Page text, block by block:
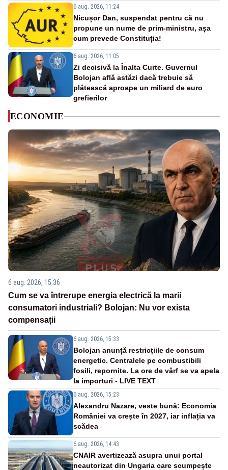
6 aug. 2026, 11:24
Nicușor Dan, suspendat pentru că nu
propune un nume de prim-ministru, așa
cum prevede Constituția!
6 aug. 2026, 11:05
Zi decisivă la Înalta Curte. Guvernul
Bolojan află astăzi dacă trebuie să
plătească aproape un miliard de euro
grefierilor
ECONOMIE
6 aug. 2026, 15:36
Cum se va întrerupe energia electrică la marii
consumatori industriali? Bolojan: Nu vor exista
compensații
6 aug. 2026, 15:33
Bolojan anunță restricțiile de consum
energetic. Centralele pe combustibili
fosili, repornite. La ore de vârf se va apela
la importuri - LIVE TEXT
6 aug. 2026, 15:23
Alexandru Nazare, veste bună: Economia
României va crește în 2027, iar inflația va
scădea
6 aug. 2026, 14:43
CNAIR avertizează asupra unui portal
neautorizat din Ungaria care scumpește